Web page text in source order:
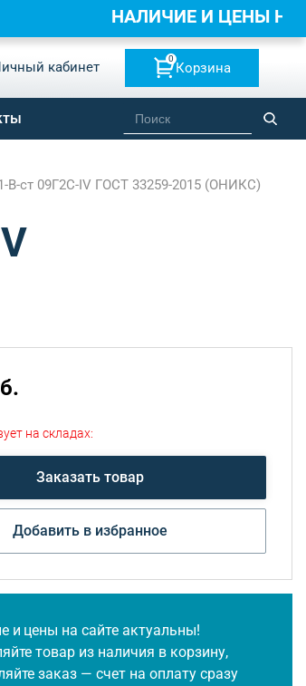
кабинет
0
Корзина
ст 09Г2С-IV ГОСТ 33259-2015 (ОНИКС)
на складах:
Заказать товар
Добавить в избранное
и цены на сайте актуальны!
товар из наличия в корзину,
заказ — счет на оплату сразу
НАЛИЧИЕ И ЦЕНЫ